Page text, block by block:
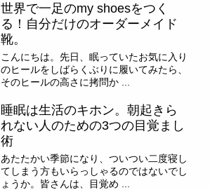
世界で一足のmy shoesをつく
る！自分だけのオーダーメイド
靴。
こんにちは。先日、眠っていたお気に入り
のヒールをしばらくぶりに履いてみたら、
そのヒールの高さに拷問か ...
睡眠は生活のキホン。朝起きら
れない人のための3つの目覚まし
術
あたたかい季節になり、ついつい二度寝し
てしまう方もいらっしゃるのではないでし
ょうか。皆さんは、目覚め ...